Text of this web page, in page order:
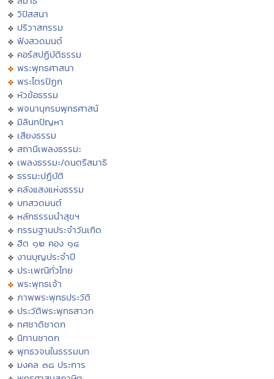
วิปัสสนา
ปริวาสกรรม
ฟังสวดมนต์
คอร์สปฏิบัติธรรม
พระพุทธศาสนา
พระไตรปิฏก
หัวข้อธรรม
พจนานุกรมพุทธศาสน์
มิลินทปัญหา
เสียงธรรม
สถานีเพลงธรรมะ
เพลงธรรมะ/ดนตรีสมาธิ
ธรรมะปฏิบัติ
คลังแสงแห่งธรรม
บทสวดมนต์
หลักธรรมนำสุขฯ
กรรมฐานประจำวันเกิด
ฮีต ๑๒ คอง ๑๔
งานบุญประจำปี
ประเพณีทั่วไทย
พระพุทธเจ้า
ภาพพระพุทธประวัติ
ประวัติพระพุทธสาวก
ทศชาติชาดก
นิทานชาดก
พุทธวจนในธรรมบท
มงคล ๓๘ ประการ